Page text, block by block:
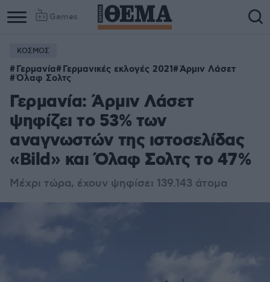
Games
Column
1
Column
2
ΚΟΣΜΟΣ
Γερμανία Γερμανικές εκλογές 2021 Άρμιν Λάσετ
Όλαφ Σολτς
Γερμανία: Άρμιν Λάσετ
ψηφίζει το 53% των
αναγνωστών της ιστοσελίδας
«Bild» και Όλαφ Σολτς το 47%
Μέχρι τώρα, έχουν ψηφίσει 139.143 άτομα